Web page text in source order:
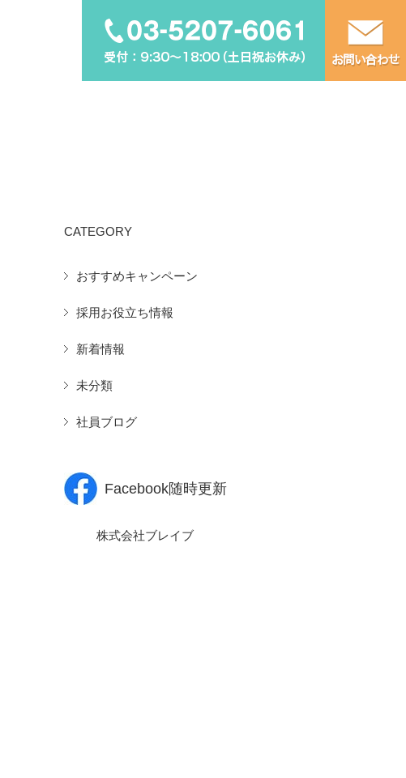
CATEGORY
おすすめキャンペーン
採用お役立ち情報
新着情報
未分類
社員ブログ
Facebook随時更新
株式会社ブレイブ